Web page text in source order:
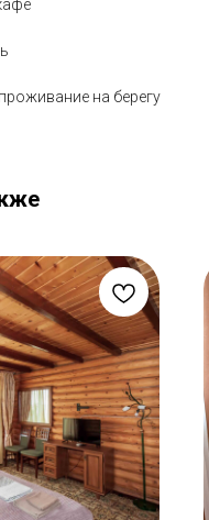
на берегу